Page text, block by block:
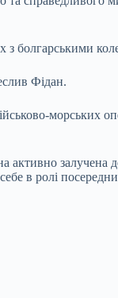
з болгарськими
Фідан.
морських
активно
в ролі